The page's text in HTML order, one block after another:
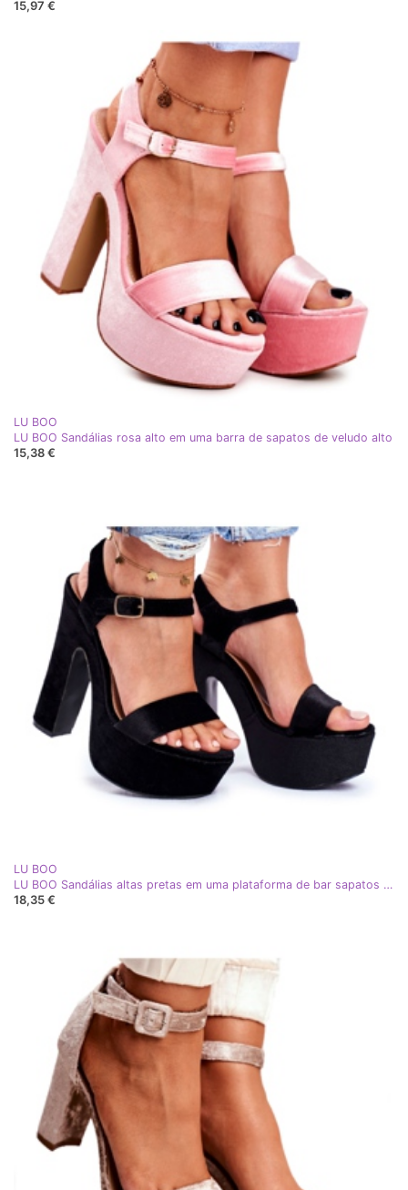
15,97 €
LU BOO
LU BOO Sandálias rosa alto em uma barra de sapatos de veludo alto
15,38 €
LU BOO
LU BOO Sandálias altas pretas em uma plataforma de bar sapatos altos preto
18,35 €